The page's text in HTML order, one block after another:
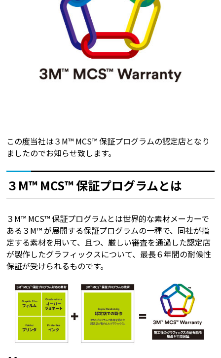
この度当社は３M™ MCS™ 保証プログラムの認定店となり
ましたのでお知らせ致します。
３M™ MCS™ 保証プログラムとは
３M™ MCS™ 保証プログラムとは世界的な素材メーカーで
ある３M™ が展開する保証プログラムの一種で、同社が指
定する素材を用いて、且つ、厳しい審査を通過した認定店
が製作したグラフィックスについて、最長６年間の耐候性
保証が受けられるものです。